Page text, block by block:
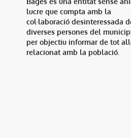
lucre que compta amb la
col·laboració desinteressada
diverses persones del
per objectiu informar de tot
relacionat amb la població.